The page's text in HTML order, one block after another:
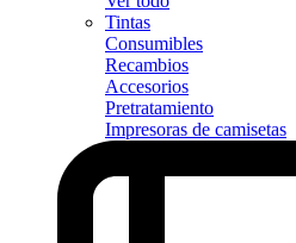
Tintas
Consumibles
Recambios
Accesorios
Pretratamiento
Impresoras de camisetas